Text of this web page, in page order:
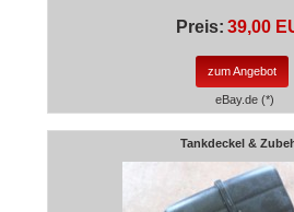
Preis: 39,00
zum Angebot
eBay.de (*)
Tankdeckel &